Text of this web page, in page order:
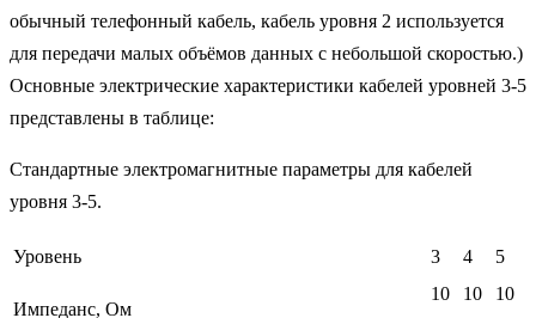
обычный телефонный кабель, кабель уровня 2 используется
для передачи малых объёмов данных с небольшой скоростью.)
Основные электрические характеристики кабелей уровней 3-5
представлены в таблице:
Стандартные электромагнитные параметры для кабелей
уровня 3-5.
Уровень 3 4 5
Импеданс, Ом
10
10
10